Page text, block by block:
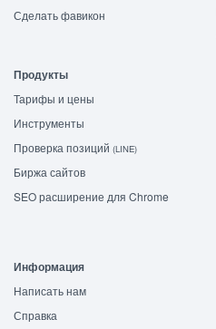
Сделать фавикон
Продукты
Тарифы и цены
Инструменты
Проверка позиций (LINE)
Биржа сайтов
SEO расширение для Chrome
Информация
Написать нам
Справка